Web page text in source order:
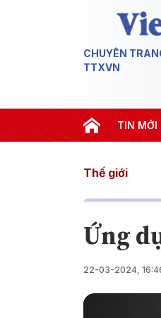
CHUYÊN
TTXVN
TIN MỚI
#Căng thẳng Trung
Thế giới
Ứng
22-03-2024,